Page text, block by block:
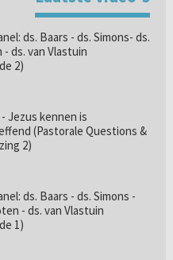
ds. Baars - ds. Simons- ds.
ds. van Vlastuin
2)
Jezus kennen is
(Pastorale Questions &
2)
ds. Baars - ds. Simons -
- ds. van Vlastuin
1)